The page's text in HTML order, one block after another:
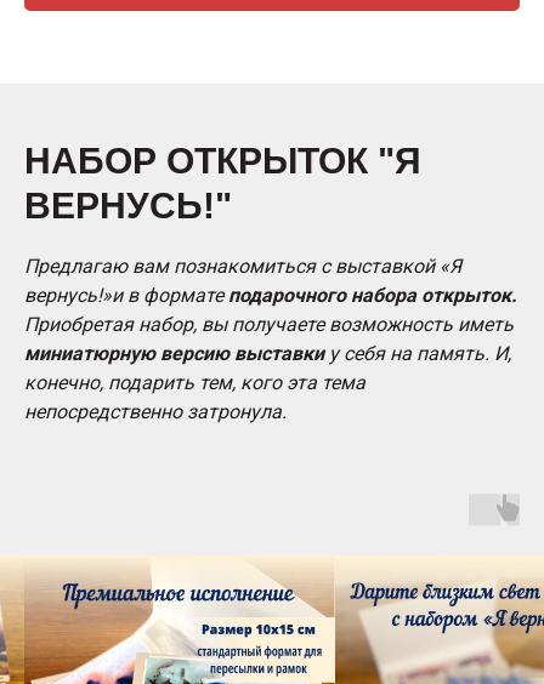
НАБОР ОТКРЫТОК "Я
ВЕРНУСЬ!"
Предлагаю вам познакомиться с выставкой «Я
вернусь!»и в форматеподарочного набора открыток.
Приобретая набор, вы получаете возможность иметь
миниатюрную версию выставкиу себя на память. И,
конечно, подарить тем, кого эта тема
непосредственно затронула.